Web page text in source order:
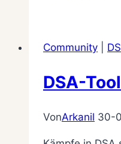
Community
DSA-
VonArkanil 30-